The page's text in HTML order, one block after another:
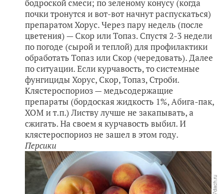
бодроской смеси; по зеленому конусу (когда
почки тронутся и вот-вот начнут распускаться)
препаратом Хорус. Через пару недель (после
цветения) — Скор или Топаз. Спустя 2-3 недели
по погоде (сырой и теплой) для профилактики
обработать Топаз или Скор (чередовать). Далее
по ситуации. Если курчавость, то системные
фунгициды Хорус, Скор, Топаз, Строби.
Клястероспориоз — медьсодержащие
препараты (бордоская жидкость 1%, Абига-пак,
ХОМ и т.п.) Листву лучше не закапывать, а
сжигать. На своем я курчавость выбил. И
клястероспориоз не зашел в этом году.
Персики